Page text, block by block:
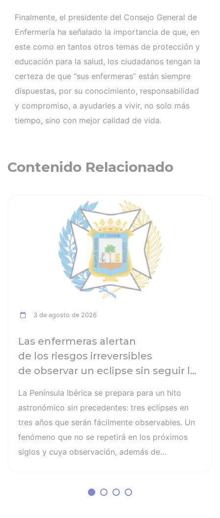
Finalmente, el presidente del Consejo General de
Enfermería ha señalado la importancia de que, en
este como en tantos otros temas de protección y
educación para la salud, los ciudadanos tengan la
certeza de que “sus enfermeras” están siempre
dispuestas, por su conocimiento, responsabilidad
y compromiso, a ayudarles a vivir, no solo más
tiempo, sino con mejor calidad de vida.
Contenido Relacionado
3 de agosto de 2026
Las enfermeras alertan
de los riesgos irreversibles
de observar un eclipse sin seguir las
solar es el mayor de los peligros
La Península Ibérica se prepara para un hito
astronómico sin precedentes: tres eclipses en
tres años que serán fácilmente observables. Un
fenómeno que no se repetirá en los próximos
siglos y cuya observación, además de
insuperable y una lesión irreversible. El mayor